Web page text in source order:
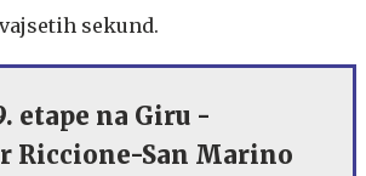
sekund.
etape na Giru -
Riccione-San Marino